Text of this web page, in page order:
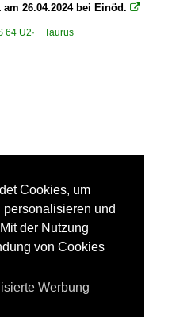
am 26.04.2024 bei Einöd. 
64 U2· Taurus
Cookies, um
personalisieren und
der Nutzung
von Cookies
Werbung